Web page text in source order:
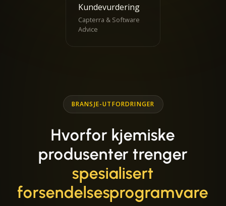
Kundevurdering
Capterra & Software
Advice
BRANSJE-UTFORDRINGER
Hvorfor kjemiske
produsenter trenger
spesialisert
forsendelsesprogramvare